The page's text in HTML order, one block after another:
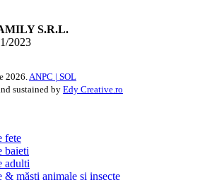
S.R.L.
2023
2026. ANPC | SOL
sustained by Edy Creative.ro
fete
baieti
adulti
& măști animale și insecte